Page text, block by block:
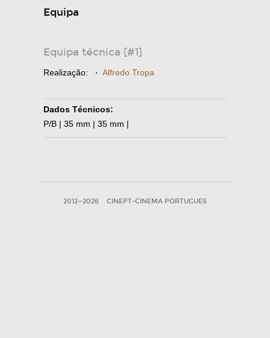
Equipa
Equipa técnica [#1]
Realização: · Alfredo Tropa
Dados Técnicos:
P/B | 35 mm | 35 mm |
2012—2026 CINEPT-CINEMA PORTUGUES